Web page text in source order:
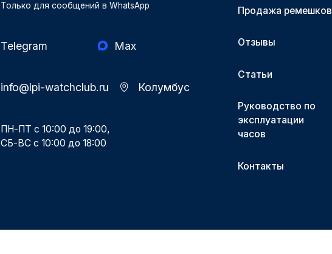
Только для сообщений в WhatsApp
Telegram Max
info@lpi-watchclub.ru Колумбус
ПН-ПТ с 10:00 до 19:00,
СБ-ВС с 10:00 до 18:00
Продажа ремешков
Отзывы
Статьи
Руководство по
эксплуатации
часов
Контакты